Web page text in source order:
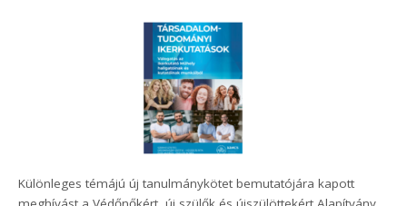
Különleges témájú új tanulmánykötet bemutatójára kapott